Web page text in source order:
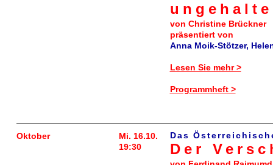
von Christine Brückner
präsentiert von
Anna Moik-Stötzer,
Lesen Sie mehr >
Programmheft >
Oktober
Mi. 16.10.
19:30
Das
Der